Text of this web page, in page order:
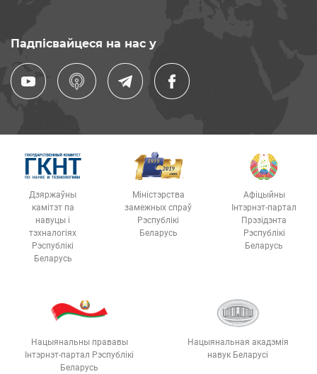
Падпісвайцеся на нас у
Дзяржаўны
камітэт па
навуцы і
тэхналогіях
Рэспублікі
Беларусь
Міністэрства
замежных спраў
Рэспублікі
Беларусь
Афіцыйны
Інтэрнэт-партал
Прэзідэнта
Рэспублікі
Беларусь
Нацыянальны прававы
Інтэрнэт-партал Рэспублікі
Беларусь
Нацыянальная акадэмія
навук Беларусі